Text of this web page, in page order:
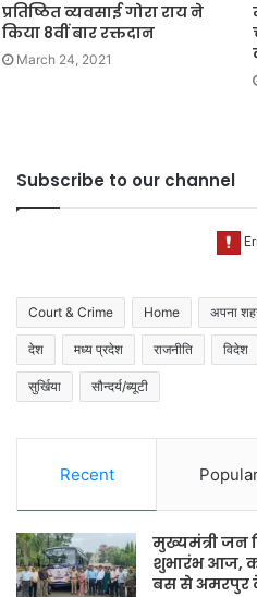
प्रतिष्ठित व्यवसाई गोरा राय ने
किया 8वीं बार रक्तदान
March 24, 2021
Subscribe to our channel
Court & Crime Home अपना
देश मध्य प्रदेश राजनीति विदेश
सुर्खिया सौन्दर्य/ब्यूटी
Recent
मुख्यमंत्री जन
शुभारंभ आज,
बस से अमरपुर